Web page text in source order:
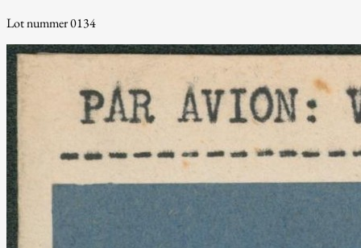
Lot nummer 0134